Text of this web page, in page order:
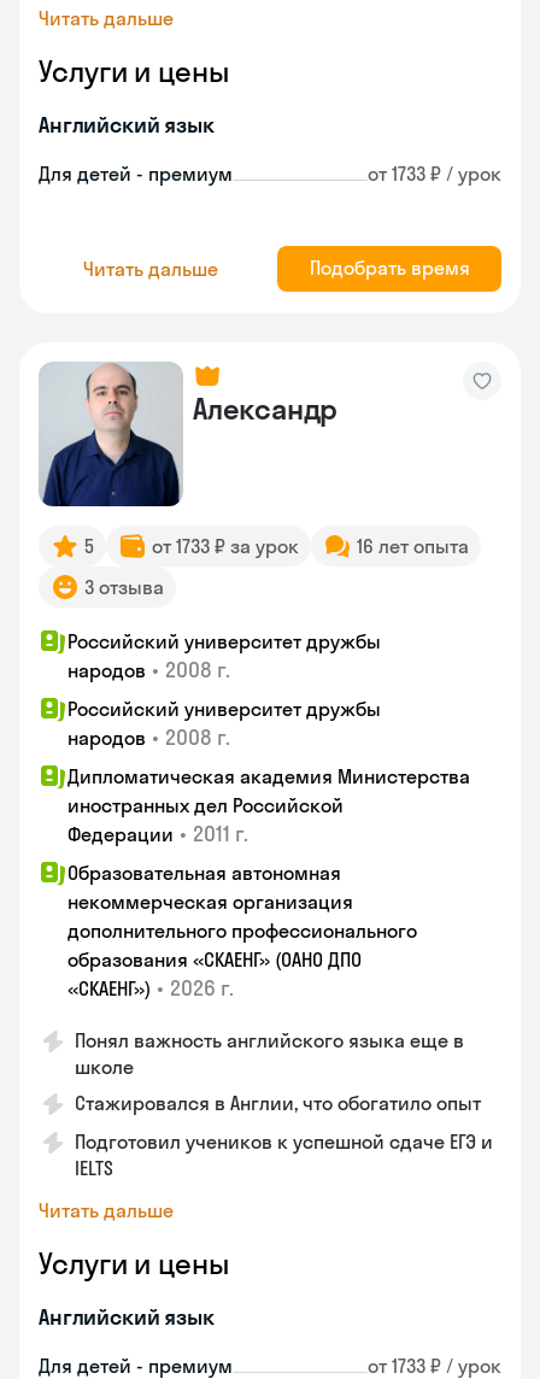
Читать дальше
Услуги и цены
Английский язык
Для детей - премиум от 1733 ₽ / урок
Читать дальше Подобрать время
Александр
5 от 1733 ₽ за урок
16 лет опыта
3 отзыва
Российский университет дружбы
народов • 2008 г.
Российский университет дружбы
народов • 2008 г.
Дипломатическая академия Министерства
иностранных дел Российской
Федерации • 2011 г.
Образовательная автономная
некоммерческая организация
дополнительного профессионального
образования «СКАЕНГ» (ОАНО ДПО
«СКАЕНГ») • 2026 г.
Понял важность английского языка еще в
школе
Стажировался в Англии, что обогатило опыт
Подготовил учеников к успешной сдаче ЕГЭ и
IELTS
Читать дальше
Услуги и цены
Английский язык
Для детей - премиум от 1733 ₽ / урок